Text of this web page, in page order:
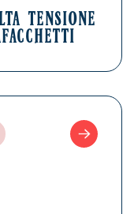
TENSIONE